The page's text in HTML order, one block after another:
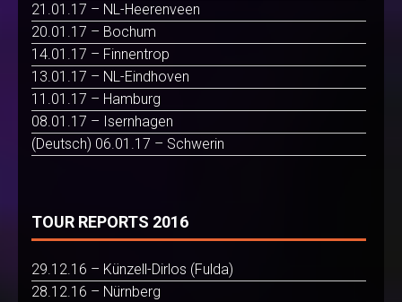
21.01.17 – NL-Heerenveen
20.01.17 – Bochum
14.01.17 – Finnentrop
13.01.17 – NL-Eindhoven
11.01.17 – Hamburg
08.01.17 – Isernhagen
(Deutsch) 06.01.17 – Schwerin
TOUR REPORTS 2016
29.12.16 – Künzell-Dirlos (Fulda)
28.12.16 – Nürnberg